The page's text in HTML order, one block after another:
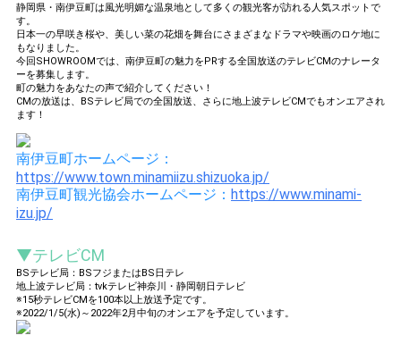
静岡県・南伊豆町は風光明媚な温泉地として多くの観光客が訪れる人気スポットで
す。
日本一の早咲き桜や、美しい菜の花畑を舞台にさまざまなドラマや映画のロケ地に
もなりました。
今回SHOWROOMでは、南伊豆町の魅力をPRする全国放送のテレビCMのナレータ
ーを募集します。
町の魅力をあなたの声で紹介してください！
CMの放送は、BSテレビ局での全国放送、さらに地上波テレビCMでもオンエアされ
ます！
南伊豆町ホームページ：
https://www.town.minamiizu.shizuoka.jp/
南伊豆町観光協会ホームページ： https://www.minami-
izu.jp/
▼テレビCM
BSテレビ局：BSフジまたはBS日テレ
地上波テレビ局：tvkテレビ神奈川・静岡朝日テレビ
※15秒テレビCMを100本以上放送予定です。
※2022/1/5(水)～2022年2月中旬のオンエアを予定しています。